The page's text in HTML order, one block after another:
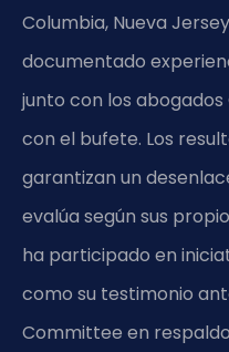
Columbia, Nueva
documentado
junto con los
con el bufete. Los
garantizan un
evalúa según sus
ha participado en
como su testimonio
Committee en